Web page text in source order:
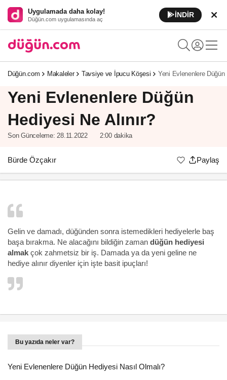
Uygulamada daha kolay!
Düğün.com uygulamasında aç
İNDİR
Düğün.com Makaleler Tavsiye ve İpucu Köşesi Yeni Evlenenlere Düğün
Yeni Evlenenlere Düğün
Hediyesi Ne Alınır?
Son Günceleme: 28.11.2022 2:00 dakika
Bürde Özçakır Paylaş
Gelin ve damadı, düğünden sonra istemedikleri hediyelerle baş
başa bırakma. Ne alacağını bildiğin zaman düğün hediyesi
almak çok zahmetsiz bir iş. Damada ya da yeni geline ne
hediye alınır diyenler için işte basit ipuçları!
Bu yazıda neler var?
Yeni Evlenenlere Düğün Hediyesi Nasıl Olmalı?